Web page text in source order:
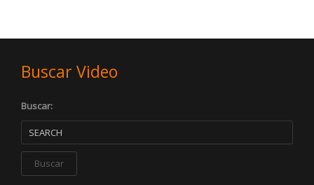
Buscar Video
Buscar: